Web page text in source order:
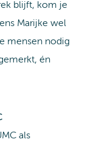
blijft, kom je
Marijke wel
mensen nodig
én
als